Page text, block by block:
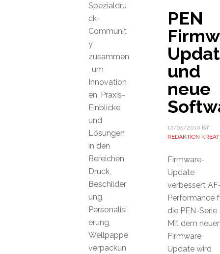
PEN
und
neue
12/05/2010 BY
REDAKTION
Firmware-
Update
verbessert
Performance
die PEN-Serie
Mit dem
Firmware
Update wird
Spezialdru
ck-
Communit
y
zusammen
, um
Innovation
en, Praxis-
Einblicke
und
Lösungen
in den
Bereichen
Druck,
Beschilder
ung,
Personalisi
erung,
Wellpappe
verpackun